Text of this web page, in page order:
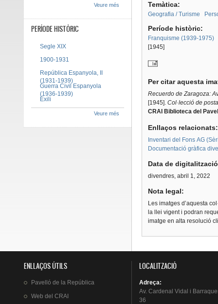
Temàtica:
Geografia / Turisme
Període històric:
Franquisme (1939-1975)
[1945]
Per citar aquesta
Recuerdo de Zaragoza:
[1945]. Col·lecció de
CRAI Biblioteca del
Enllaços
Inventari del Fons AG
Documentació gràfica
Data de
divendres, abril 1, 2022
Nota legal:
Les imatges d’aquesta
la llei vigent i podran
imatge en alta resolució
Veure més
PERÍODE HISTÒRIC
Segle XIX
1900-1931
República Espanyola, II
(1931-1939)
Guerra Civil Espanyola
(1936-1939)
Exili
Veure més
ENLLAÇOS ÚTILS
Pavelló de la República
Web del CRAI
LOCALITZACIÓ
Adreça:
Av. Cardenal Vidal i
36